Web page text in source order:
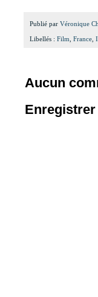
Publié par Véronique
Libellés : Film France
Aucun